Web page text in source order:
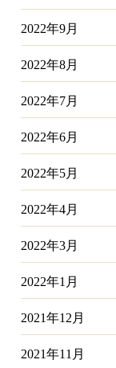
2022年9月
2022年8月
2022年7月
2022年6月
2022年5月
2022年4月
2022年3月
2022年1月
2021年12月
2021年11月